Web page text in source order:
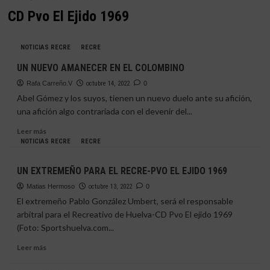
CD Pvo El Ejido 1969
NOTICIAS RECRE RECRE
UN NUEVO AMANECER EN EL COLOMBINO
Rafa Carreño.V octubre 14, 2022 0
Abel Gómez y los suyos, tienen un nuevo duelo ante su afición,
una afición algo contrariada con el devenir del...
Leer másLeer
más
NUEVO
AMANECER
EN
COLOMBINO
NOTICIAS RECRE RECRE
UN EXTREMEÑO PARA EL RECRE-PVO EL EJIDO 1969
Matias Hermoso octubre 13, 2022 0
El extremeño Pablo González Umbert, será el responsable
arbitral para el Recreativo de Huelva-CD Pvo El ejido 1969
(Foto: Sportshuelva.com...
Leer másLeer